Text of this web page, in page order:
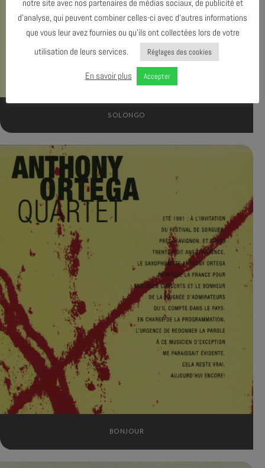
SOLONGO
BONJOUR
notre site avec nos partenaires de médias sociaux, de publicité et
d’analyse, qui peuvent combiner celles-ci avec d’autres informations
que vous leur avez fournies ou qu’ils ont collectées lors de votre
utilisation de leurs services.
Réglages des cookies
En savoir plus Accepter